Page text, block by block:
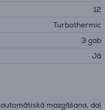
12
Turbothermic
3 gab
Jā
automātiskā mazgāšana, daļ